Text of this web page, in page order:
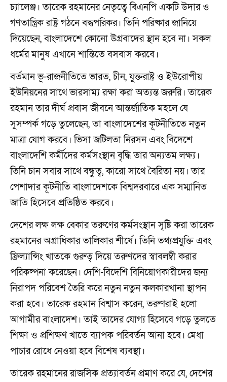
চ্যালেঞ্জ। তারেক রহমানের নেতৃত্বে বিএনপি একটি উদার ও
গণতান্ত্রিক রাষ্ট্র গঠনে বদ্ধপরিকর। তিনি পরিষ্কার জানিয়ে
দিয়েছেন, বাংলাদেশে কোনো উগ্রবাদের স্থান হবে না। সকল
ধর্মের মানুষ এখানে শান্তিতে বসবাস করবে।
বর্তমান ভূ-রাজনীতিতে ভারত, চীন, যুক্তরাষ্ট্র ও ইউরোপীয়
ইউনিয়নের সাথে ভারসাম্য রক্ষা করা অত্যন্ত জরুরি। তারেক
রহমান তার দীর্ঘ প্রবাস জীবনে আন্তর্জাতিক মহলে যে
সুসম্পর্ক গড়ে তুলেছেন, তা বাংলাদেশের কূটনীতিতে নতুন
মাত্রা যোগ করবে। ভিসা জটিলতা নিরসন এবং বিদেশে
বাংলাদেশি কর্মীদের কর্মসংস্থান বৃদ্ধি তার অন্যতম লক্ষ্য।
তিনি চান সবার সাথে বন্ধুত্ব, কারো সাথে বৈরিতা নয়। তার
পেশাদার কূটনীতি বাংলাদেশকে বিশ্বদরবারে এক সম্মানিত
জাতি হিসেবে প্রতিষ্ঠিত করবে।
দেশের লক্ষ লক্ষ বেকার তরুণের কর্মসংস্থান সৃষ্টি করা তারেক
রহমানের অগ্রাধিকার তালিকার শীর্ষে। তিনি তথ্যপ্রযুক্তি এবং
ফ্রিল্যান্সিং খাতকে গুরুত্ব দিয়ে তরুণদের স্বাবলম্বী করার
পরিকল্পনা করেছেন। দেশি-বিদেশি বিনিয়োগকারীদের জন্য
নিরাপদ পরিবেশ তৈরি করে নতুন নতুন কলকারখানা স্থাপন
করা হবে। তারেক রহমান বিশ্বাস করেন, তরুণরাই হলো
আগামীর বাংলাদেশ। তাই তাদের যোগ্য হিসেবে গড়ে তুলতে
শিক্ষা ও প্রশিক্ষণ খাতে ব্যাপক পরিবর্তন আনা হবে। মেধা
পাচার রোধে নেওয়া হবে বিশেষ ব্যবস্থা।
তারেক রহমানের রাজসিক প্রত্যাবর্তন প্রমাণ করে যে, দেশের